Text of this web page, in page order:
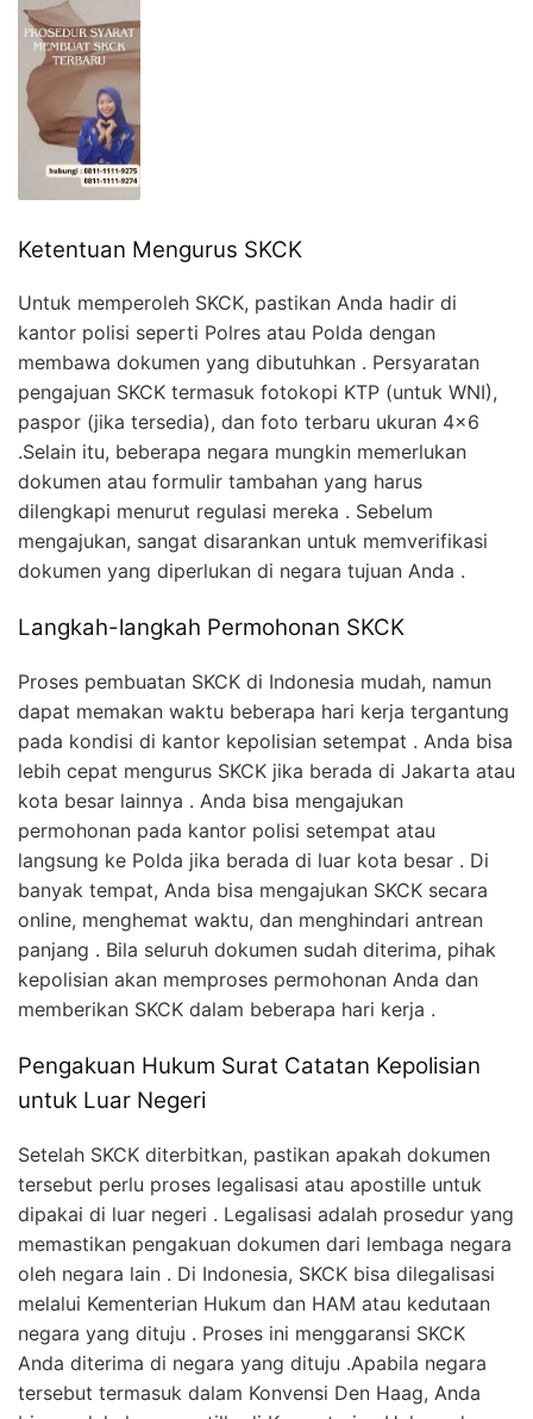
Ketentuan Mengurus SKCK
Untuk memperoleh SKCK, pastikan Anda hadir di
kantor polisi seperti Polres atau Polda dengan
membawa dokumen yang dibutuhkan . Persyaratan
pengajuan SKCK termasuk fotokopi KTP (untuk WNI),
paspor (jika tersedia), dan foto terbaru ukuran 4×6
.Selain itu, beberapa negara mungkin memerlukan
dokumen atau formulir tambahan yang harus
dilengkapi menurut regulasi mereka . Sebelum
mengajukan, sangat disarankan untuk memverifikasi
dokumen yang diperlukan di negara tujuan Anda .
Langkah-langkah Permohonan SKCK
Proses pembuatan SKCK di Indonesia mudah, namun
dapat memakan waktu beberapa hari kerja tergantung
pada kondisi di kantor kepolisian setempat . Anda bisa
lebih cepat mengurus SKCK jika berada di Jakarta atau
kota besar lainnya . Anda bisa mengajukan
permohonan pada kantor polisi setempat atau
langsung ke Polda jika berada di luar kota besar . Di
banyak tempat, Anda bisa mengajukan SKCK secara
online, menghemat waktu, dan menghindari antrean
panjang . Bila seluruh dokumen sudah diterima, pihak
kepolisian akan memproses permohonan Anda dan
memberikan SKCK dalam beberapa hari kerja .
Pengakuan Hukum Surat Catatan Kepolisian
untuk Luar Negeri
Setelah SKCK diterbitkan, pastikan apakah dokumen
tersebut perlu proses legalisasi atau apostille untuk
dipakai di luar negeri . Legalisasi adalah prosedur yang
memastikan pengakuan dokumen dari lembaga negara
oleh negara lain . Di Indonesia, SKCK bisa dilegalisasi
melalui Kementerian Hukum dan HAM atau kedutaan
negara yang dituju . Proses ini menggaransi SKCK
Anda diterima di negara yang dituju .Apabila negara
tersebut termasuk dalam Konvensi Den Haag, Anda